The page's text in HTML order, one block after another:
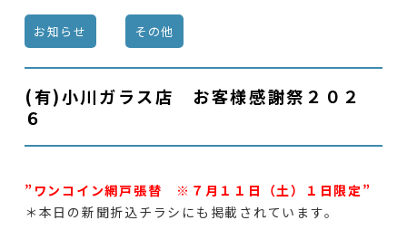
お知らせ その他
(有)小川ガラス店 お客様感謝祭２０２
６
”ワンコイン網戸張替 ※７月１１日（土）１日限定”
＊本日の新聞折込チラシにも掲載されています。